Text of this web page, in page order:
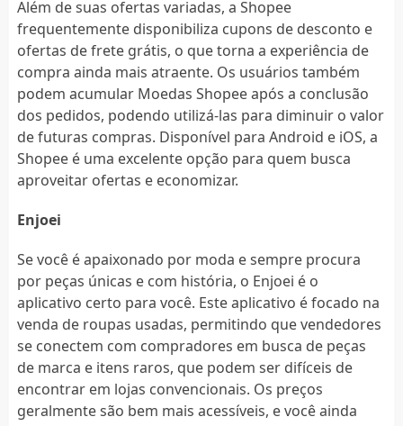
Além de suas ofertas variadas, a Shopee
frequentemente disponibiliza cupons de desconto e
ofertas de frete grátis, o que torna a experiência de
compra ainda mais atraente. Os usuários também
podem acumular Moedas Shopee após a conclusão
dos pedidos, podendo utilizá-las para diminuir o valor
de futuras compras. Disponível para Android e iOS, a
Shopee é uma excelente opção para quem busca
aproveitar ofertas e economizar.
Enjoei
Se você é apaixonado por moda e sempre procura
por peças únicas e com história, o Enjoei é o
aplicativo certo para você. Este aplicativo é focado na
venda de roupas usadas, permitindo que vendedores
se conectem com compradores em busca de peças
de marca e itens raros, que podem ser difíceis de
encontrar em lojas convencionais. Os preços
geralmente são bem mais acessíveis, e você ainda